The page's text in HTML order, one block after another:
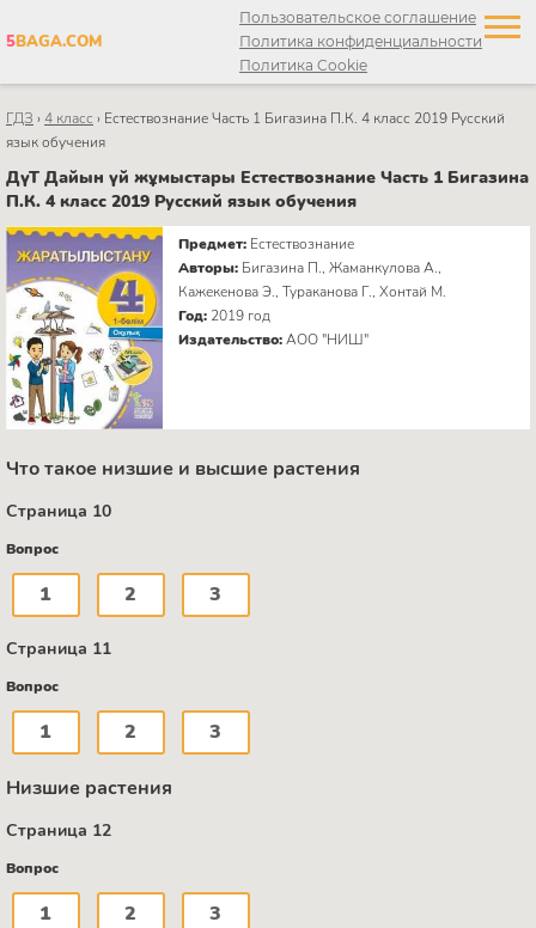
5BAGA.COM
Пользовательское соглашение
Политика конфиденциальности
Политика Cookie
ГДЗ ›4 класс › Естествознание Часть 1 Бигазина П.К. 4 класс 2019 Русский
язык обучения
ДүТ Дайын үй жұмыстары Естествознание Часть 1 Бигазина
П.К. 4 класс 2019 Русский язык обучения
Предмет: Естествознание
Авторы: Бигазина П., Жаманкулова А.,
Кажекенова Э., Тураканова Г., Хонтай М.
Год: 2019 год
Издательство:АОО "НИШ"
Что такое низшие и высшие растения
Страница 10
Вопрос
1 2 3
Страница 11
Вопрос
1 2 3
Низшие растения
Страница 12
Вопрос
1 2 3